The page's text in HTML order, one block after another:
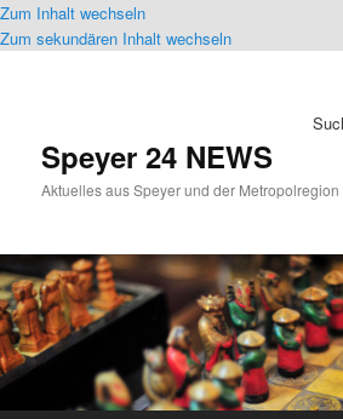
Zum Inhalt wechseln
Zum sekundären Inhalt wechseln
Speyer 24 NEWS
Aktuelles aus Speyer und der